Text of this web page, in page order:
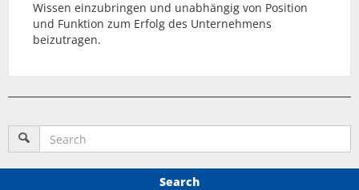
Wissen einzubringen und unabhängig von Position
und Funktion zum Erfolg des Unternehmens
beizutragen.
Search